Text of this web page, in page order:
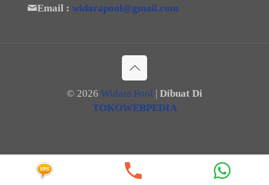
Email : widarapool@gmail.com
© 2026 Widara Pool | Dibuat Di
TOKOWEBPEDIA